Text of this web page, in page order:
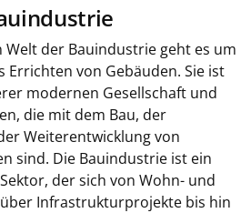
Welt der Bauindustrie geht es um
Errichten von Gebäuden. Sie ist
modernen Gesellschaft und
die mit dem Bau, der
Weiterentwicklung von
sind. Die Bauindustrie ist ein
der sich von Wohn- und
Infrastrukturprojekte bis hin